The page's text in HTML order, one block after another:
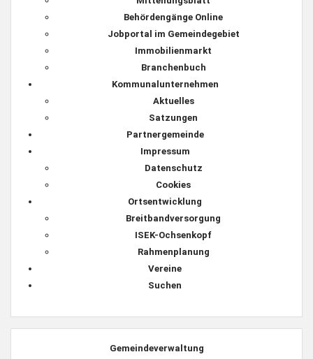
Behördengänge Online
Jobportal im Gemeindegebiet
Immobilienmarkt
Branchenbuch
Kommunalunternehmen
Aktuelles
Satzungen
Partnergemeinde
Impressum
Datenschutz
Cookies
Ortsentwicklung
Breitbandversorgung
ISEK-Ochsenkopf
Rahmenplanung
Vereine
Suchen
Gemeindeverwaltung